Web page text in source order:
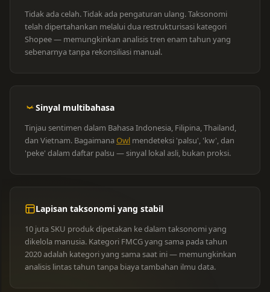
Tidak ada celah. Tidak ada pengaturan ulang. Taksonomi
telah dipertahankan melalui dua restrukturisasi kategori
Shopee — memungkinkan analisis tren enam tahun yang
sebenarnya tanpa rekonsiliasi manual.
Sinyal multibahasa
Tinjau sentimen dalam Bahasa Indonesia, Filipina, Thailand,
dan Vietnam. BagaimanaOwl mendeteksi 'palsu', 'kw', dan
'peke' dalam daftar palsu — sinyal lokal asli, bukan proksi.
Lapisan taksonomi yang stabil
10 juta SKU produk dipetakan ke dalam taksonomi yang
dikelola manusia. Kategori FMCG yang sama pada tahun
2020 adalah kategori yang sama saat ini — memungkinkan
analisis lintas tahun tanpa biaya tambahan ilmu data.